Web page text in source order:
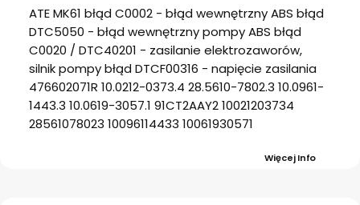
ATE MK61 błąd C0002 - błąd wewnętrzny ABS błąd
DTC5050 - błąd wewnętrzny pompy ABS błąd
C0020 / DTC40201 - zasilanie elektrozaworów,
silnik pompy błąd DTCF00316 - napięcie zasilania
476602071R 10.0212-0373.4 28.5610-7802.3 10.0961-
1443.3 10.0619-3057.1 91CT2AAY2 10021203734
28561078023 10096114433 10061930571
Więcej Info